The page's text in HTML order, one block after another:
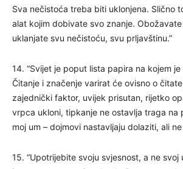
Sva nečistoća treba biti uklonjena. Slično
alat kojim dobivate svo znanje. Obožavate
uklanjate svu nečistoću, svu prljavštinu.”
14. “Svijet je poput lista papira na kojem
Čitanje i značenje varirat će ovisno o
zajednički faktor, uvijek prisutan, rijetko
vrpca ukloni, tipkanje ne ostavlja traga na
moj um – dojmovi nastavljaju dolaziti, ali
15. “Upotrijebite svoju svjesnost, a ne svoj